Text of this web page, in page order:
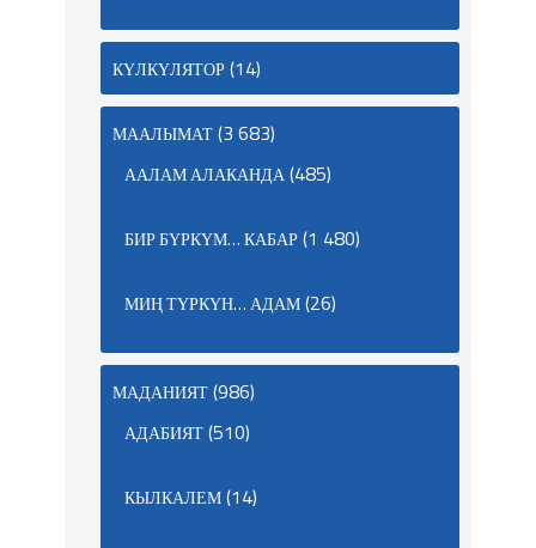
КҮЛКҮЛЯТОР(14)
МААЛЫМАТ(3 683)
ААЛАМ АЛАКАНДА(485)
БИР БҮРКҮМ… КАБАР(1 480)
МИҢ ТҮРКҮН… АДАМ(26)
МАДАНИЯТ(986)
АДАБИЯТ(510)
КЫЛКАЛЕМ(14)